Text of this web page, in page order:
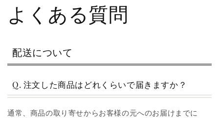
よくある質問
配送について
Q. 注文した商品はどれくらいで届きますか？
通常、商品の取り寄せからお客様の元へのお届けまでに